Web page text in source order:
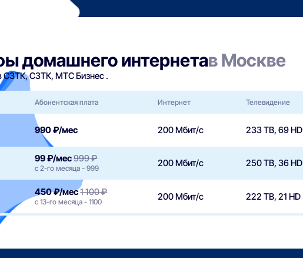
домашнего интернетав Москве
СЗТК, СЗТК, МТС Бизнес .
Абонентская плата Интернет Телевидение
990 ₽/мес 200 Мбит/с 233 ТВ, 69 HD
99 ₽/мес999 ₽
с 2-го месяца - 999 200 Мбит/с 250 ТВ, 36 HD
450 ₽/мес1 100 ₽
с 13-го месяца - 1100 200 Мбит/с 222 ТВ, 21 HD